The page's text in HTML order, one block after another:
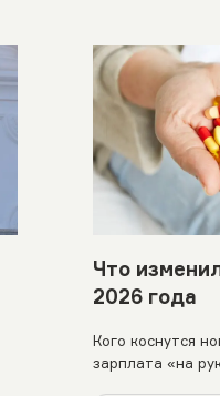
Что
2026 года
Кого коснутся
зарплата «на